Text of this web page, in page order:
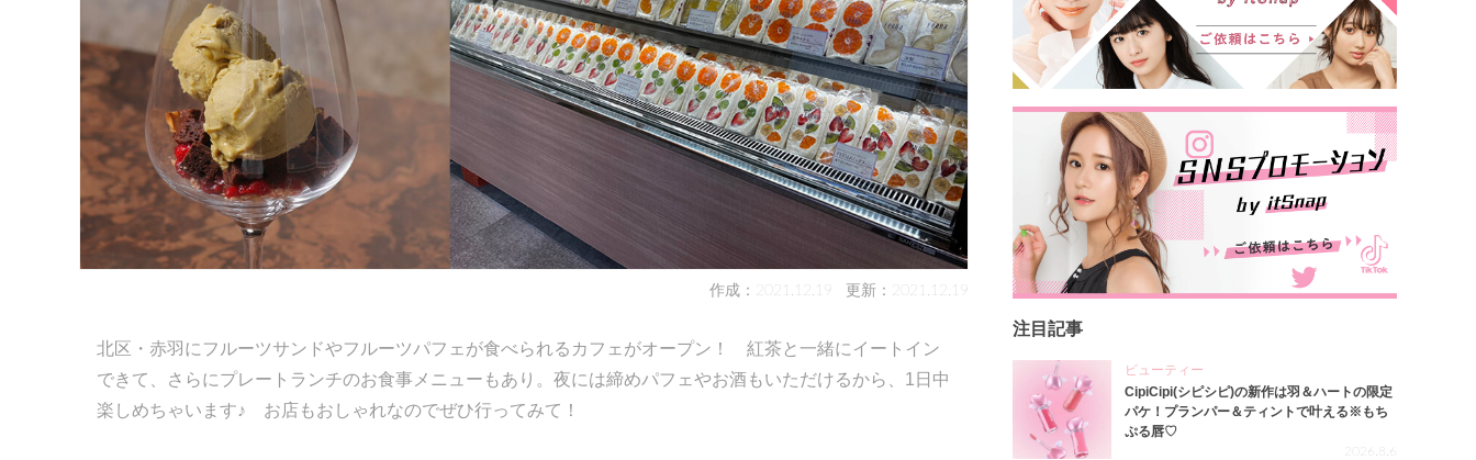
作成：2021.12.19 更新：2021.12.19
北区・赤羽にフルーツサンドやフルーツパフェが食べられるカフェがオープン！ 紅茶と一緒にイートイン
できて、さらにプレートランチのお食事メニューもあり。夜には締めパフェやお酒もいただけるから、1日中
楽しめちゃいます♪ お店もおしゃれなのでぜひ行ってみて！
注目記事
ビューティー
CipiCipi(シピシピ)の新作は羽＆ハートの限定
パケ！プランパー＆ティントで叶える※もち
ぷる唇♡
2026.8.6